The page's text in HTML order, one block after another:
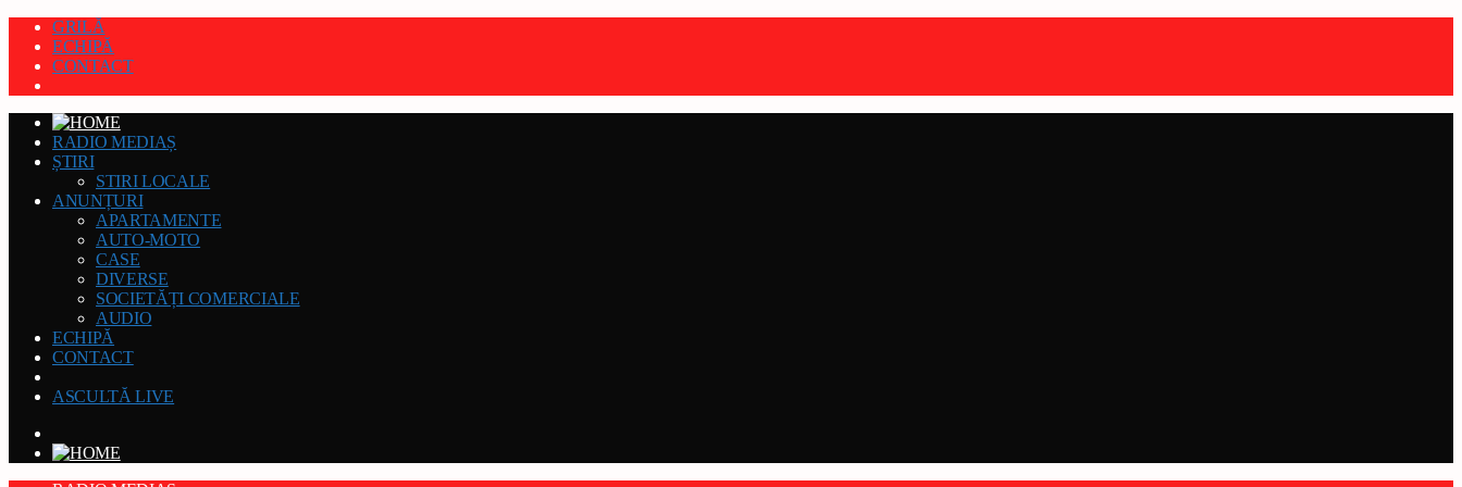
GRILĂ
ECHIPĂ
CONTACT
RADIO MEDIAȘ
ȘTIRI
STIRI LOCALE
ANUNȚURI
APARTAMENTE
AUTO-MOTO
CASE
DIVERSE
SOCIETĂȚI COMERCIALE
AUDIO
ECHIPĂ
CONTACT
ASCULTĂ LIVE